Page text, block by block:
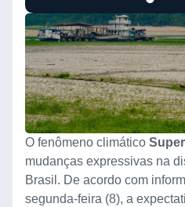
O fenômeno climático
mudanças expressivas na
Brasil. De acordo com
segunda-feira (8), a